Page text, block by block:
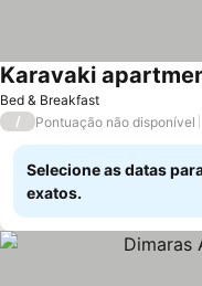
Bed & Breakfast
Karavaki
/ Pontuação não disponível
Selecione as datas
exatos.